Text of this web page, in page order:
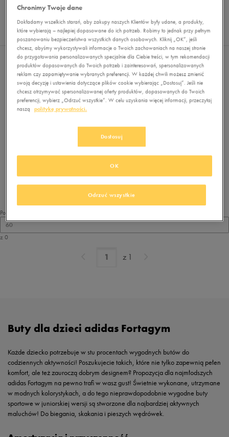
REKOMENDOWANE
60
z 0
Nie wybrano filtrów
Brak produktów do wyświetlenia
Zmień kryteria wyszukiwania lub
Pokaż
60
z 0
z 1
Buty dla dzieci adidas Fortagym
Każde dziecko potrzebuje w stu procentach wygodnych butów do
codziennych aktywności! Poszukujecie takich, które nie tylko zapewnią pełen
komfort, ale też zauroczą dobrym designem? Propozycja dla najmłodszych
adidas Fortagym na pewno trafi w wasz gust! Świetnie wykonane, utrzymane
w modnych kolorystykach, a do tego nieprawdopodobnie wygodne buty
sportowe w juniorskiej wersji są stworzone dla najbardziej aktywnych
maluchów! Do biegania, skakania i pieszych wędrówek.
Chronimy Twoje dane
Dokładamy wszelkich starań, aby zakupy naszych Klientów były udane, a produkty,
które wybierają – najlepiej dopasowane do ich potrzeb. Robimy to jednak przy pełnym
poszanowaniu bezpieczeństwa wszystkich danych osobowych. Kliknij „OK”, jeśli
chcesz, abyśmy wykorzystywali informacje o Twoich zachowaniach na naszej stronie
do przygotowania personalizowanych specjalnie dla Ciebie treści, w tym rekomendacji
produktów dopasowanych do Twoich potrzeb i zainteresowań, spersonalizowanych
reklam czy zapamiętywanie wybranych preferencji. W każdej chwili możesz zmienić
swoją decyzję i ustawienia dotyczące plików cookie wybierając „Dostosuj”. Jeśli nie
chcesz otrzymywać spersonalizowanej oferty produktów, dopasowanych do Twoich
preferencji, wybierz „Odrzuć wszystkie”. W celu uzyskania więcej informacji, przeczytaj
naszą
politykę prywatności.
Dostosuj
Odrzuć wszystkie
OK